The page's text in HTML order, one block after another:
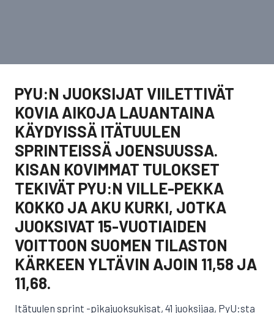
PYU:N JUOKSIJAT VIILETTIVÄT
KOVIA AIKOJA LAUANTAINA
KÄYDYISSÄ ITÄTUULEN
SPRINTEISSÄ JOENSUUSSA.
KISAN KOVIMMAT TULOKSET
TEKIVÄT PYU:N VILLE-PEKKA
KOKKO JA AKU KURKI, JOTKA
JUOKSIVAT 15-VUOTIAIDEN
VOITTOON SUOMEN TILASTON
KÄRKEEN YLTÄVIN AJOIN 11,58 JA
11,68.
Itätuulen sprint -pikajuoksukisat, 41 juoksijaa, PyU:sta